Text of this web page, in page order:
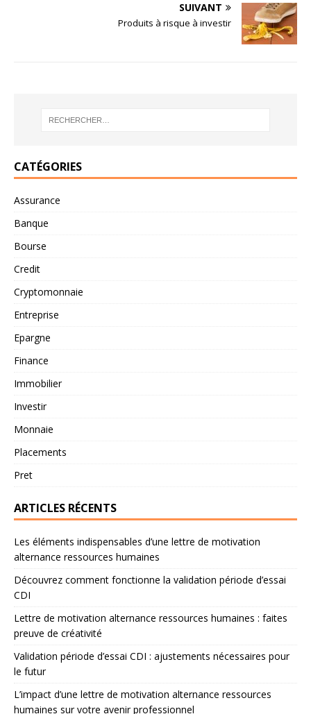
SUIVANT
Produits à risque à investir
CATÉGORIES
Assurance
Banque
Bourse
Credit
Cryptomonnaie
Entreprise
Epargne
Finance
Immobilier
Investir
Monnaie
Placements
Pret
ARTICLES RÉCENTS
Les éléments indispensables d’une lettre de motivation
alternance ressources humaines
Découvrez comment fonctionne la validation période d’essai
CDI
Lettre de motivation alternance ressources humaines : faites
preuve de créativité
Validation période d’essai CDI : ajustements nécessaires pour
le futur
L’impact d’une lettre de motivation alternance ressources
humaines sur votre avenir professionnel